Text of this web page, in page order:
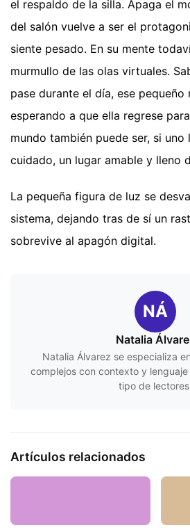
el respaldo de la silla. Apaga el
del salón vuelve a ser el
siente pesado. En su mente
murmullo de las olas virtuales.
pase durante el día, ese
esperando a que ella regrese
mundo también puede ser, si uno
cuidado, un lugar amable y lleno
La pequeña figura de luz se
sistema, dejando tras de sí un
sobrevive al apagón digital.
NÁ
Natalia
Natalia Álvarez se especializa
complejos con contexto y
tipo de
Artículos relacionados